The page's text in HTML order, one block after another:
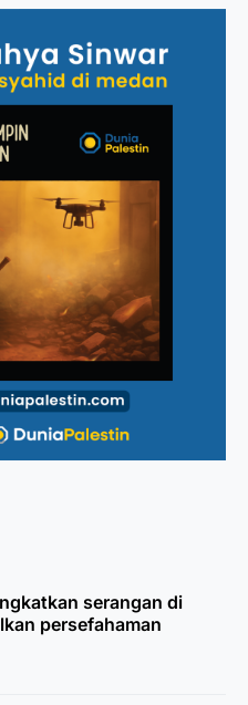
serangan di
persefahaman